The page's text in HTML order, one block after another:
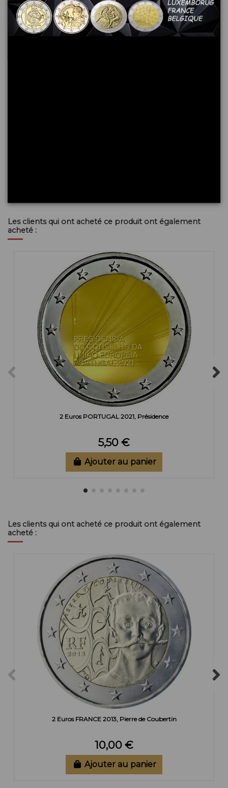
4,50 €
Ajouter au panier
Les clients qui ont acheté ce produit ont également
acheté :
2 Euros PORTUGAL 2021, Présidence
5,50 €
Ajouter au panier
Les clients qui ont acheté ce produit ont également
acheté :
2 Euros FRANCE 2013, Pierre de Coubertin
10,00 €
Ajouter au panier